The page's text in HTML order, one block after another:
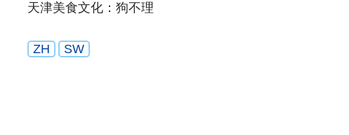
天津美食文化：狗不理
ZH SW